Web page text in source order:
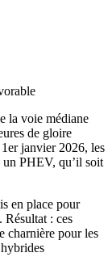
la voie médiane
de gloire
1er janvier 2026, les
un PHEV, qu’il soit
en place pour
Résultat : ces
charnière pour les